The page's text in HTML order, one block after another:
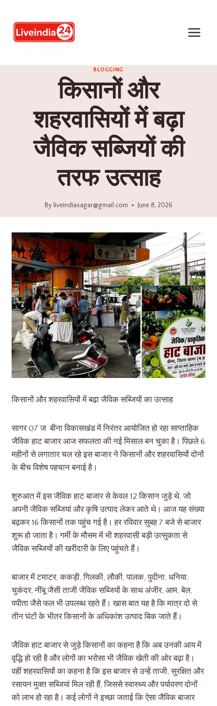
BLOGGING
किसानों और
शहरवासियों में बढ़ा
जैविक सब्जियों की
तरफ उत्साह
By liveindiasagar@gmail.com June 8, 2026
किसानों और शहरवासियों में बढ़ा जैविक सब्जियों का उत्साह
सागर 07 ज बीना विकासखंड में निरंतर आयोजित हो रहा साप्ताहिक
जैविक हाट बाजार आज सफलता की नई मिसाल बन चुका है। पिछले 6
महीनों से लगातार चल रहे इस बाजार ने किसानों और शहरवासियों दोनों
के बीच विशेष पहचान बनाई है।
शुरुआत में इस जैविक हाट बाजार से केवल 12 किसान जुड़े थे, जो
अपनी जैविक सब्जियां और कृषि उत्पाद लेकर आते थे। आज यह संख्या
बढ़कर 16 किसानों तक पहुंच गई है। हर रविवार सुबह 7 बजे से बाजार
शुरू हो जाता है। गर्मी के मौसम में भी शहरवासी बड़ी उत्सुकता से
जैविक सब्जियों की खरीदारी के लिए पहुंचते हैं।
बाजार में टमाटर, ककड़ी, गिलकी, लौकी, पालक, पुदीना, धनिया,
चुकंदर, नींबू जैसी ताजी जैविक सब्जियों के साथ अंजीर, आम, बेल,
पपीता जैसे फल भी उपलब्ध रहते हैं। खास बात यह है कि मात्र दो से
तीन घंटों के भीतर किसानों के अधिकांश उत्पाद बिक जाते हैं।
जैविक हाट बाजार से जुड़े किसानों का कहना है कि अब उनकी आय में
वृद्धि हो रही है और लोगों का भरोसा भी जैविक खेती की ओर बढ़ा है।
वहीं शहरवासियों का कहना है कि इस बाजार से उन्हें ताजी, सुरक्षित और
रसायन मुक्त सब्जियां मिल रही हैं, जिससे स्वास्थ्य और पर्यावरण दोनों
को लाभ हो रहा है। कई लोगों ने इच्छा जताई कि ऐसा जैविक बाजार